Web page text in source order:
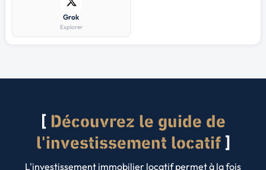
Grok
Explorer
Découvrez le guide de
l'investissement locatif
L'investissement immobilier locatif permet à la fois